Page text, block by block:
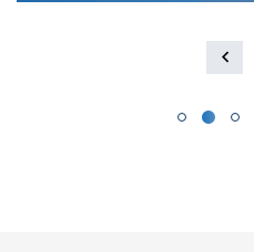
Alquila nuestra
personas. El diseño